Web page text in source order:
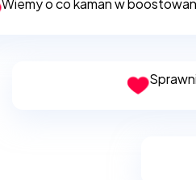
Wiemy o co kaman w